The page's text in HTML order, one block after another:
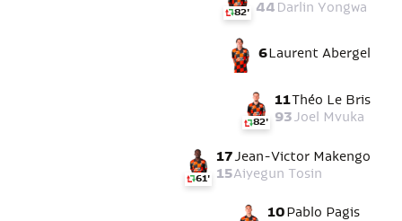
Darlin Yongwa
44
82'
Laurent Abergel
6
Théo Le Bris
11
Joel Mvuka
93
82'
Jean-Victor Makengo
17
Aiyegun Tosin
15
61'
Pablo Pagis
10